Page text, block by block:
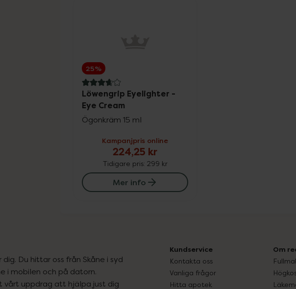
25%
3.8 av 5 i omdöme
Löwengrip Eyelighter -
Eye Cream
Ögonkräm 15 ml
Kampanjpris online
224,25 kr
Tidigare pris: 299 kr
Mer info
Du hittar oss från Skåne i syd
i mobilen och på datorn.
vårt uppdrag att hjälpa just dig
Kundservice
Kontakta oss
Vanliga frågor
Hitta apotek
Om